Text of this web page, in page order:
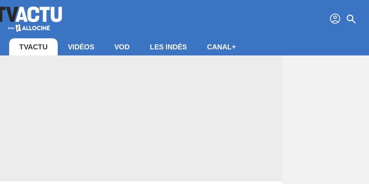
profil search
TVACTU VIDÉOS VOD LES INDÉS CANAL+